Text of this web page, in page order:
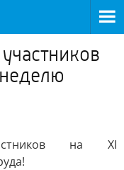
на XI